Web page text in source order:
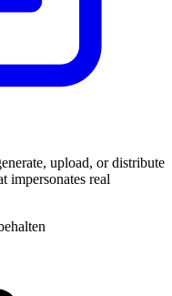
upload, or distribute
impersonates real